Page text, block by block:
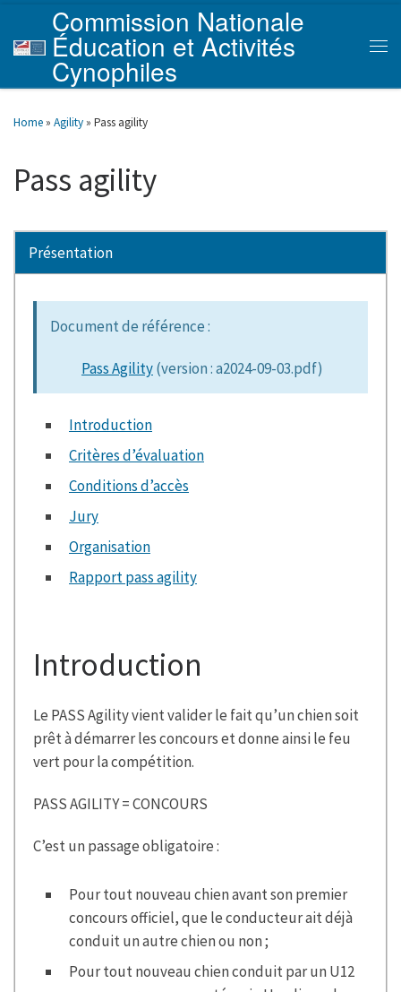
Skip to content
Commission Nationale
Éducation et Activités
Cynophiles
Home » Agility » Pass agility
Pass agility
Présentation
Document de référence :
Pass Agility(version : a2024-09-03.pdf)
Introduction
Critères d’évaluation
Conditions d’accès
Jury
Organisation
Rapport pass agility
Introduction
Le PASS Agility vient valider le fait qu’un chien soit
prêt à démarrer les concours et donne ainsi le feu
vert pour la compétition.
PASS AGILITY = CONCOURS
C’est un passage obligatoire :
Pour tout nouveau chien avant son premier
concours officiel, que le conducteur ait déjà
conduit un autre chien ou non ;
Pour tout nouveau chien conduit par un U12